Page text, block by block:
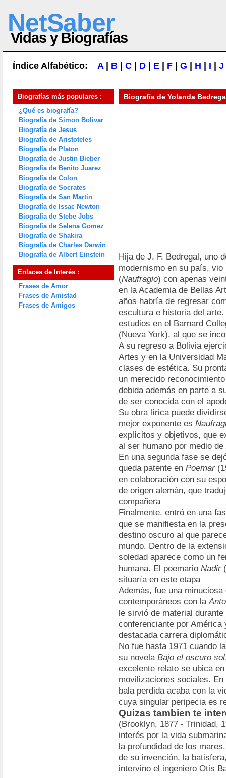
NetSaber
Vidas y Biografías
Índice Alfabético: A| B C D E F G H I J
Biografías más populares :
¿Qué es biografía?
Biografía de Simon Bolivar
Biografía de Jesus
Biografía de Aristoteles
Biografía de Platon
Biografía de Justin Bieber
Biografía de Benito Juarez
Biografía de Colon
Biografía de Socrates
Biografía de San Martin
Biografía de Issac Newton
Biografía de Stebe Jobs
Biografía de Selena Gomez
Biografía de Shakira
Biografía de Charles Darwin
Biografía de Albert Einstein
Enlaces de Interés :
Frases de Amor
Frases de Amistad
Frases de Amigos
Biografía de Yolanda
Hija de J. F. Bedregal, uno
modernismo en su país,
(Naufragio) con apenas
en la Academia de Bellas
años habría de regresar
escultura e historia del
estudios en el Barnard
(Nueva York), al que se
A su regreso a Bolivia
Artes y en la Universidad
clases de estética. Su
un merecido
debida además en parte a
de ser conocida con el
Su obra lírica puede
mejor exponente es
explícitos y objetivos, que
al ser humano por medio
En una segunda fase se
queda patente en Poemar
en colaboración con su
de origen alemán, que
compañera
Finalmente, entró en una
que se manifiesta en la
destino oscuro al que
mundo. Dentro de la
soledad aparece como un
humana. El poemario Nadir
situaría en este etapa
Además, fue una
contemporáneos con la
le sirvió de material
conferenciante por
destacada carrera
No fue hasta 1971 cuando
su novela Bajo el oscuro sol
excelente relato se ubica
movilizaciones sociales.
bala perdida acaba con la
cuya singular peripecia es
Quizas tambien te
(Brooklyn, 1877 - Trinidad,
interés por la vida
la profundidad de los
de su invención, la
intervino el ingeniero Otis